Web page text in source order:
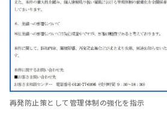
再発防止策として管理体制の強化を指示